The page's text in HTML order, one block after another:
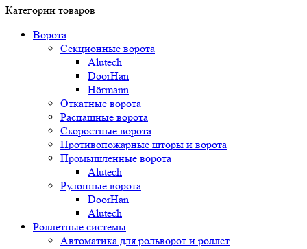
Категории товаров
Ворота
Секционные ворота
Alutech
DoorHan
Hörmann
Откатные ворота
Распашные ворота
Скоростные ворота
Противопожарные шторы и ворота
Промышленные ворота
Alutech
Рулонные ворота
DoorHan
Alutech
Роллетные системы
Автоматика для рольворот и роллет